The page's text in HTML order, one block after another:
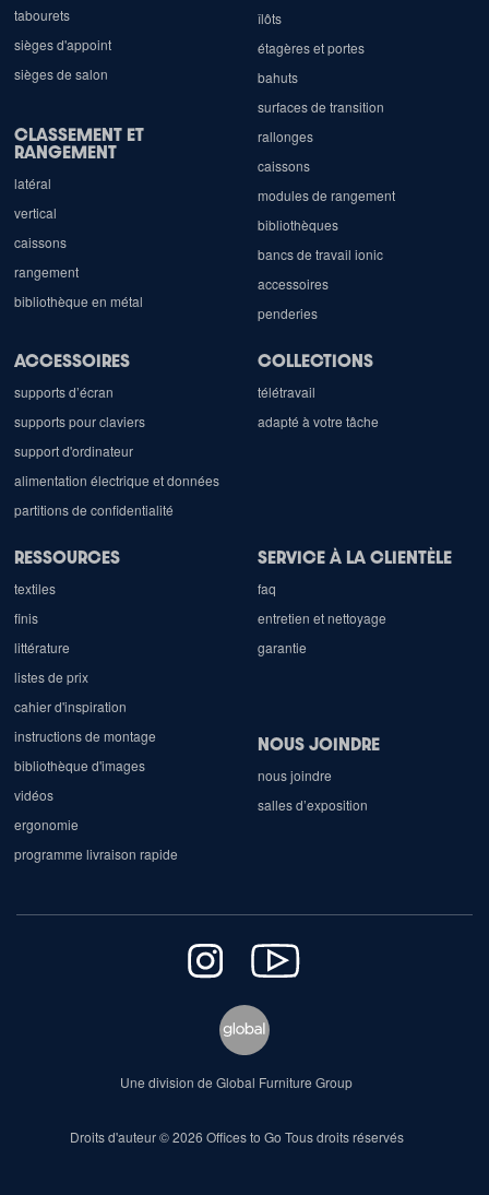
tabourets
sièges d'appoint
sièges de salon
îlôts
étagères et portes
bahuts
surfaces de transition
rallonges
caissons
modules de rangement
bibliothèques
bancs de travail ionic
accessoires
penderies
CLASSEMENT ET
RANGEMENT
latéral
vertical
caissons
rangement
bibliothèque en métal
ACCESSOIRES
supports d’écran
supports pour claviers
support d'ordinateur
alimentation électrique et données
partitions de confidentialité
COLLECTIONS
télétravail
adapté à votre tâche
RESSOURCES
textiles
finis
littérature
listes de prix
cahier d'inspiration
instructions de montage
bibliothèque d'images
vidéos
ergonomie
programme livraison rapide
SERVICE À LA CLIENTÈLE
faq
entretien et nettoyage
garantie
NOUS JOINDRE
nous joindre
salles d’exposition
Droits d'auteur © 2026 Offices to Go Tous droits réservés
Une division de Global Furniture Group